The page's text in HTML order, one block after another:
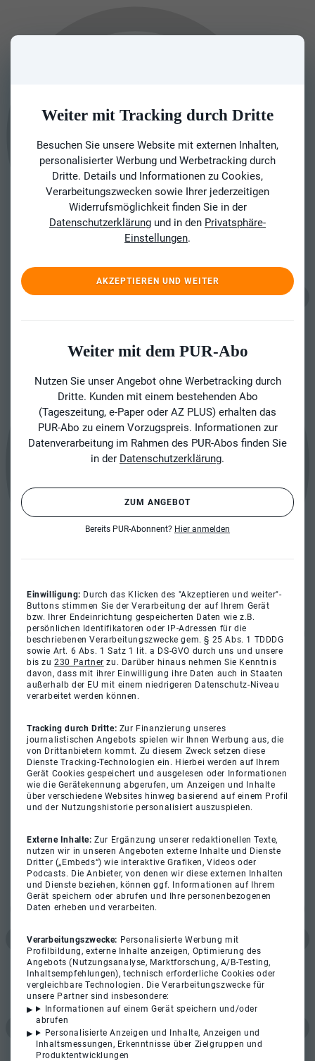
Weiter mit Tracking durch Dritte
Besuchen Sie unsere Website mit externen Inhalten,
personalisierter Werbung und Werbetracking durch
Dritte. Details und Informationen zu Cookies,
Verarbeitungszwecken sowie Ihrer jederzeitigen
Widerrufsmöglichkeit finden Sie in der
Datenschutzerklärung und in den Privatsphäre-
Einstellungen.
AKZEPTIEREN UND WEITER
Weiter mit dem PUR-Abo
Nutzen Sie unser Angebot ohne Werbetracking durch
Dritte. Kunden mit einem bestehenden Abo
(Tageszeitung, e-Paper oder AZ PLUS) erhalten das
PUR-Abo zu einem Vorzugspreis. Informationen zur
Datenverarbeitung im Rahmen des PUR-Abos finden Sie
in der Datenschutzerklärung.
ZUM ANGEBOT
Bereits PUR-Abonnent? Hier anmelden
Einwilligung: Durch das Klicken des "Akzeptieren und weiter"-
Buttons stimmen Sie der Verarbeitung der auf Ihrem Gerät
bzw. Ihrer Endeinrichtung gespeicherten Daten wie z.B.
persönlichen Identifikatoren oder IP-Adressen für die
beschriebenen Verarbeitungszwecke gem. § 25 Abs. 1 TDDDG
sowie Art. 6 Abs. 1 Satz 1 lit. a DS-GVO durch uns und unsere
bis zu230 Partner zu. Darüber hinaus nehmen Sie Kenntnis
davon, dass mit ihrer Einwilligung ihre Daten auch in Staaten
außerhalb der EU mit einem niedrigeren Datenschutz-Niveau
verarbeitet werden können.
Tracking durch Dritte: Zur Finanzierung unseres
journalistischen Angebots spielen wir Ihnen Werbung aus, die
von Drittanbietern kommt. Zu diesem Zweck setzen diese
Dienste Tracking-Technologien ein. Hierbei werden auf Ihrem
Gerät Cookies gespeichert und ausgelesen oder Informationen
wie die Gerätekennung abgerufen, um Anzeigen und Inhalte
über verschiedene Websites hinweg basierend auf einem Profil
und der Nutzungshistorie personalisiert auszuspielen.
Externe Inhalte:Zur Ergänzung unserer redaktionellen Texte,
nutzen wir in unseren Angeboten externe Inhalte und Dienste
Dritter („Embeds“) wie interaktive Grafiken, Videos oder
Podcasts. Die Anbieter, von denen wir diese externen Inhalten
und Dienste beziehen, können ggf. Informationen auf Ihrem
Gerät speichern oder abrufen und Ihre personenbezogenen
Daten erheben und verarbeiten.
Verarbeitungszwecke: Personalisierte Werbung mit
Profilbildung, externe Inhalte anzeigen, Optimierung des
Angebots (Nutzungsanalyse, Marktforschung, A/B-Testing,
Inhaltsempfehlungen), technisch erforderliche Cookies oder
vergleichbare Technologien. Die Verarbeitungszwecke für
unsere Partner sind insbesondere:
Informationen auf einem Gerät speichern und/oder
abrufen
Personalisierte Anzeigen und Inhalte, Anzeigen und
Inhaltsmessungen, Erkenntnisse über Zielgruppen und
Produktentwicklungen